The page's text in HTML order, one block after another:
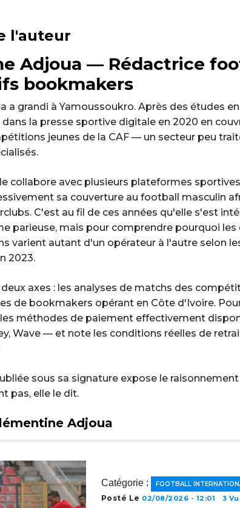
l'auteur
Adjoua — Rédactrice
bookmakers
a grandi à Yamoussoukro. Après des études
dans la presse sportive digitale en 2020 en
jeunes de la CAF — un secteur peu
collabore avec plusieurs plateformes
sa couverture au football masculin
C'est au fil de ces années qu'elle s'est
parieuse, mais pour comprendre pourquoi
varient autant d'un opérateur à l'autre selon
2023.
axes : les analyses de matchs des
de bookmakers opérant en Côte d'Ivoire.
les méthodes de paiement effectivement
Wave — et note les conditions réelles de
sous sa signature expose le
pas, elle le dit.
Adjoua
Catégorie : FOOTBALL
Posté Le 02/08/2026 - 12:01 3